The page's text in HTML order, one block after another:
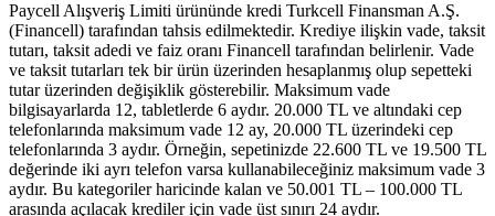
Paycell Alışveriş Limiti ürününde kredi Turkcell Finansman A.Ş.
(Financell) tarafından tahsis edilmektedir. Krediye ilişkin vade, taksit
tutarı, taksit adedi ve faiz oranı Financell tarafından belirlenir. Vade
ve taksit tutarları tek bir ürün üzerinden hesaplanmış olup sepetteki
tutar üzerinden değişiklik gösterebilir. Maksimum vade
bilgisayarlarda 12, tabletlerde 6 aydır. 20.000 TL ve altındaki cep
telefonlarında maksimum vade 12 ay, 20.000 TL üzerindeki cep
telefonlarında 3 aydır. Örneğin, sepetinizde 22.600 TL ve 19.500 TL
değerinde iki ayrı telefon varsa kullanabileceğiniz maksimum vade 3
aydır. Bu kategoriler haricinde kalan ve 50.001 TL – 100.000 TL
arasında açılacak krediler için vade üst sınırı 24 aydır.